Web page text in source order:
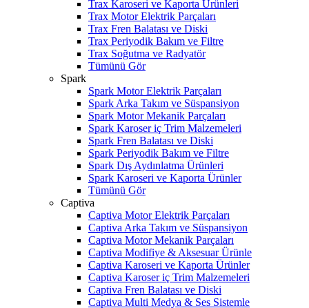
Trax Karoseri ve Kaporta Ürünleri
Trax Motor Elektrik Parçaları
Trax Fren Balatası ve Diski
Trax Periyodik Bakım ve Filtre
Trax Soğutma ve Radyatör
Tümünü Gör
Spark
Spark Motor Elektrik Parçaları
Spark Arka Takım ve Süspansiyon
Spark Motor Mekanik Parçaları
Spark Karoser iç Trim Malzemeleri
Spark Fren Balatası ve Diski
Spark Periyodik Bakım ve Filtre
Spark Dış Aydınlatma Ürünleri
Spark Karoseri ve Kaporta Ürünler
Tümünü Gör
Captiva
Captiva Motor Elektrik Parçaları
Captiva Arka Takım ve Süspansiyon
Captiva Motor Mekanik Parçaları
Captiva Modifiye & Aksesuar Ürünle
Captiva Karoseri ve Kaporta Ürünler
Captiva Karoser iç Trim Malzemeleri
Captiva Fren Balatası ve Diski
Captiva Multi Medya & Ses Sistemle